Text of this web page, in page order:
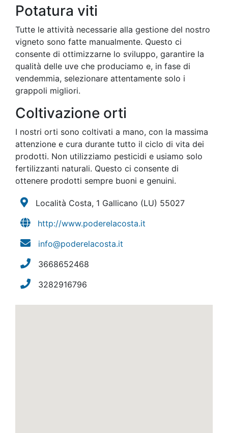
Potatura viti
Tutte le attività necessarie alla gestione del nostro
vigneto sono fatte manualmente. Questo ci
consente di ottimizzarne lo sviluppo, garantire la
qualità delle uve che produciamo e, in fase di
vendemmia, selezionare attentamente solo i
grappoli migliori.
Coltivazione orti
I nostri orti sono coltivati a mano, con la massima
attenzione e cura durante tutto il ciclo di vita dei
prodotti. Non utilizziamo pesticidi e usiamo solo
fertilizzanti naturali. Questo ci consente di
ottenere prodotti sempre buoni e genuini.
Località Costa, 1 Gallicano (LU) 55027
http://www.poderelacosta.it
info@poderelacosta.it
3668652468
3282916796